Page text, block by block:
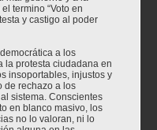
termino “Voto en
y castigo al poder
a los
la protesta ciudadana en
insoportables, injustos y
de rechazo a los
sistema. Conscientes
en blanco masivo, los
no lo valoran, ni lo